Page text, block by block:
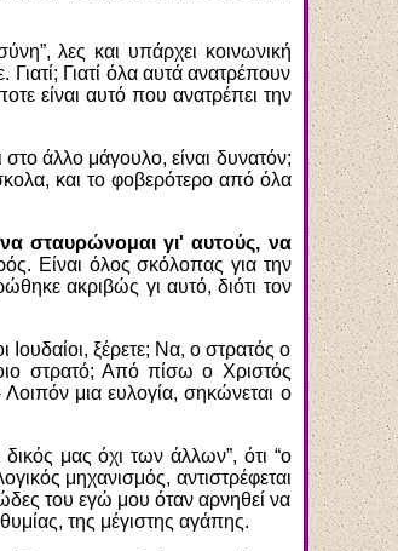
λες και υπάρχει κοινωνική
Γιατί όλα αυτά ανατρέπουν
είναι αυτό που ανατρέπει την
άλλο μάγουλο, είναι δυνατόν;
και το φοβερότερο από όλα
σταυρώνομαι γι' αυτούς, να
Είναι όλος σκόλοπας για την
ακριβώς γι αυτό, διότι τον
Ιουδαίοι, ξέρετε; Να, ο στρατός ο
στρατό; Από πίσω ο Χριστός
μια ευλογία, σηκώνεται ο
μας όχι των άλλων”, ότι “ο
μηχανισμός, αντιστρέφεται
του εγώ μου όταν αρνηθεί να
της μέγιστης αγάπης.